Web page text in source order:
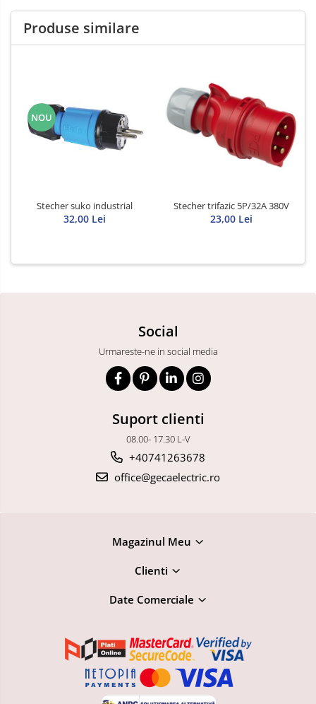
Produse similare
NOU
Stecher suko industrial
32,00 Lei
Stecher trifazic 5P/32A 380V
23,00 Lei
Social
Urmareste-ne in social media
Suport clienti
08.00- 17.30 L-V
+40741263678
office@gecaelectric.ro
Magazinul Meu
Clienti
Date Comerciale